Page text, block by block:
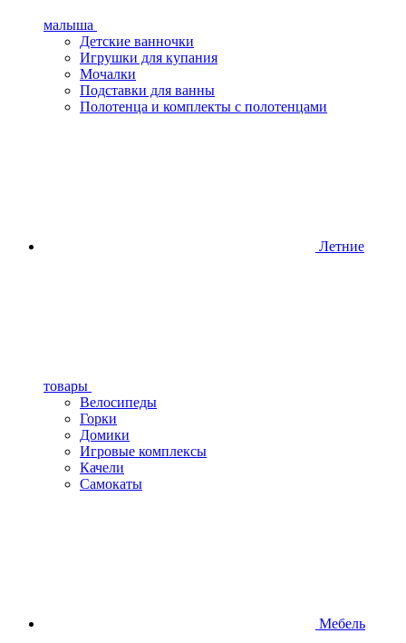
малыша
Детские ванночки
Игрушки для купания
Мочалки
Подставки для ванны
Полотенца и комплекты с полотенцами
Летние
товары
Велосипеды
Горки
Домики
Игровые комплексы
Качели
Самокаты
Мебель